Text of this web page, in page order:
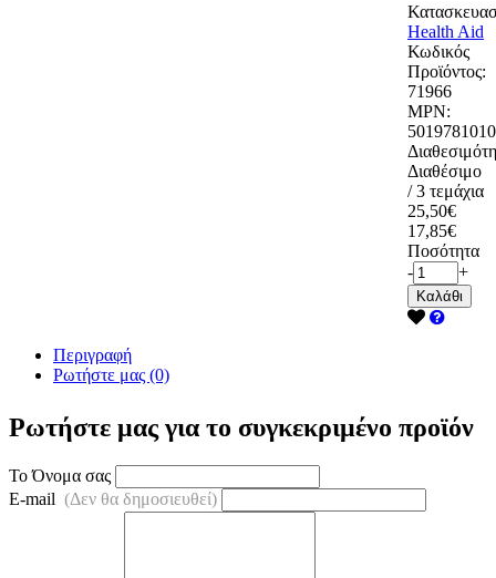
Health Aid
Κωδικός
Προϊόντος:
71966
MPN:
Διαθέσιμο
/ 3 τεμάχια
25,50€
17,85€
Ποσότητα
-
+
Καλάθι
Περιγραφή
Ρωτήστε μας (0)
Ρωτήστε μας για το συγκεκριμένο προϊόν
Το Όνομα σας
E-mail (Δεν θα δημοσιευθεί)